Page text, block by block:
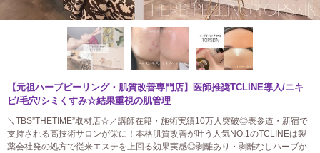
【元祖ハーブピーリング・肌質改善専門店】医師推奨TCLINE導入/ニキ
ビ/毛穴/シミくすみ☆結果重視の肌管理
＼TBS”THETIME”取材店☆／講師在籍・施術実績10万人突破◎表参道・新宿で
支持される高技術サロンが栄に！本格肌質改善が叶う人気NO.1のTCLINEは製
薬会社発の処方で従来エステを上回る効果実感◎剥離あり・剥離なしハーブか